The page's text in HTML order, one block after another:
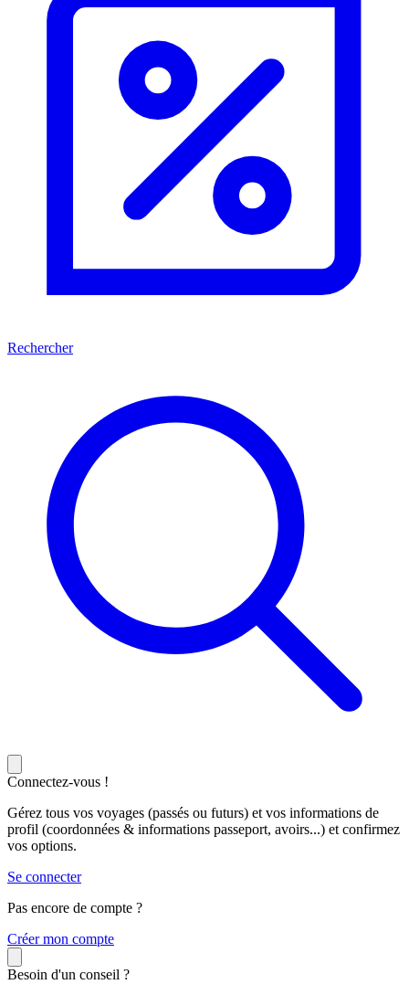
Rechercher
Connectez-vous !
Gérez tous vos voyages (passés ou futurs) et vos informations de
profil (coordonnées & informations passeport, avoirs...) et confirmez
vos options.
Se connecter
Pas encore de compte ?
Créer mon compte
Besoin d'un conseil ?